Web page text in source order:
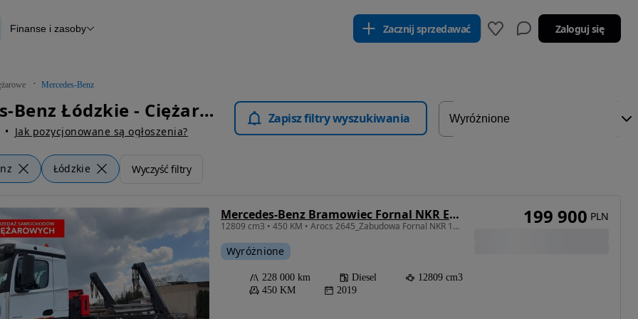
Finanse i zasoby Zacznij sprzedawać Zaloguj się
Mercedes-Benz
Mercedes-Benz Łódzkie - Ciężarowe
Jak pozycjonowane są ogłoszenia?
Zapisz filtry wyszukiwania
Łódzkie Wyczyść filtry
Mercedes-Benz Bramowiec Fornal NKR Euro 6
12809 cm3 • 450 KM • Arocs 2645_Zabudowa Fornal NKR 160_Actros_2545_UDT
Wyróżnione
228 000 km Diesel
12809 cm3
450 KM
2019
199 900 PLN